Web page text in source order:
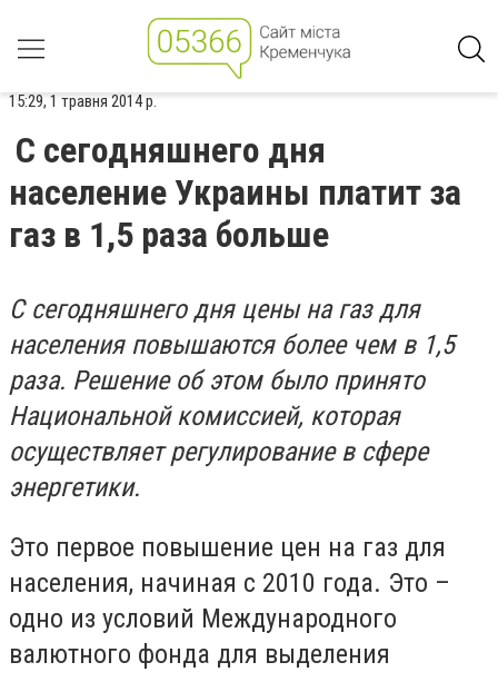
15:29, 1 травня 2014 р.
С сегодняшнего дня
население Украины платит за
газ в 1,5 раза больше
С сегодняшнего дня цены на газ для
населения повышаются более чем в 1,5
раза. Решение об этом было принято
Национальной комиссией, которая
осуществляет регулирование в сфере
энергетики.
Это первое повышение цен на газ для
населения, начиная с 2010 года. Это –
одно из условий Международного
валютного фонда для выделения